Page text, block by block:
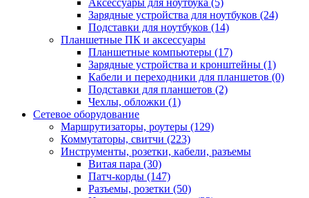
Аксессуары для ноутбука (5)
Зарядные устройства для ноутбуков (24)
Подставки для ноутбуков (14)
Планшетные ПК и аксессуары
Планшетные компьютеры (17)
Зарядные устройства и кронштейны (1)
Кабели и переходники для планшетов (0)
Подставки для планшетов (2)
Чехлы, обложки (1)
Сетевое оборудование
Маршрутизаторы, роутеры (129)
Коммутаторы, свитчи (223)
Инструменты, розетки, кабели, разъемы
Витая пара (30)
Патч-корды (147)
Разъемы, розетки (50)